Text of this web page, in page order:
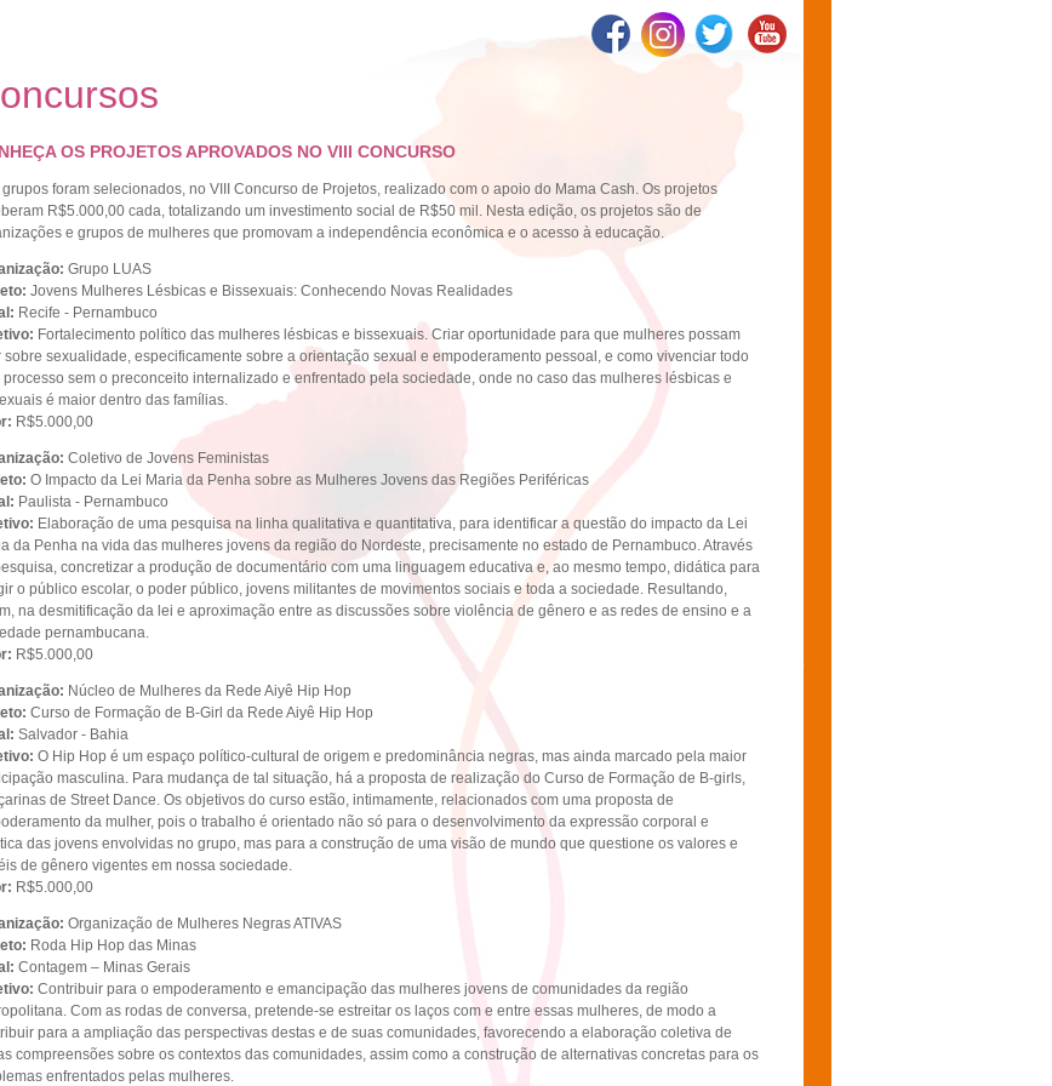
OS PROJETOS APROVADOS NO VIII CONCURSO
grupos foram selecionados, no VIII Concurso de Projetos, realizado com o apoio do Mama Cash. Os projetos
R$5.000,00 cada, totalizando um investimento social de R$50 mil. Nesta edição, os projetos são de
e grupos de mulheres que promovam a independência econômica e o acesso à educação.
Grupo LUAS
Jovens Mulheres Lésbicas e Bissexuais: Conhecendo Novas Realidades
Recife - Pernambuco
Fortalecimento político das mulheres lésbicas e bissexuais. Criar oportunidade para que mulheres possam
sobre sexualidade, especificamente sobre a orientação sexual e empoderamento pessoal, e como vivenciar todo
processo sem o preconceito internalizado e enfrentado pela sociedade, onde no caso das mulheres lésbicas e
é maior dentro das famílias.
R$5.000,00
Coletivo de Jovens Feministas
O Impacto da Lei Maria da Penha sobre as Mulheres Jovens das Regiões Periféricas
Paulista - Pernambuco
Elaboração de uma pesquisa na linha qualitativa e quantitativa, para identificar a questão do impacto da Lei
da Penha na vida das mulheres jovens da região do Nordeste, precisamente no estado de Pernambuco. Através
concretizar a produção de documentário com uma linguagem educativa e, ao mesmo tempo, didática para
o público escolar, o poder público, jovens militantes de movimentos sociais e toda a sociedade. Resultando,
na desmitificação da lei e aproximação entre as discussões sobre violência de gênero e as redes de ensino e a
pernambucana.
R$5.000,00
Núcleo de Mulheres da Rede Aiyê Hip Hop
Curso de Formação de B-Girl da Rede Aiyê Hip Hop
Salvador - Bahia
O Hip Hop é um espaço político-cultural de origem e predominância negras, mas ainda marcado pela maior
masculina. Para mudança de tal situação, há a proposta de realização do Curso de Formação de B-girls,
de Street Dance. Os objetivos do curso estão, intimamente, relacionados com uma proposta de
da mulher, pois o trabalho é orientado não só para o desenvolvimento da expressão corporal e
das jovens envolvidas no grupo, mas para a construção de uma visão de mundo que questione os valores e
de gênero vigentes em nossa sociedade.
R$5.000,00
Organização de Mulheres Negras ATIVAS
Roda Hip Hop das Minas
Contagem – Minas Gerais
Contribuir para o empoderamento e emancipação das mulheres jovens de comunidades da região
Com as rodas de conversa, pretende-se estreitar os laços com e entre essas mulheres, de modo a
para a ampliação das perspectivas destas e de suas comunidades, favorecendo a elaboração coletiva de
compreensões sobre os contextos das comunidades, assim como a construção de alternativas concretas para os
enfrentados pelas mulheres.